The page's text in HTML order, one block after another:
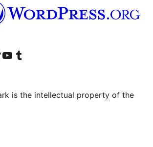
TikTok account
Kunjungi channel YouTube kamiVisit our Tumblr account
is the intellectual property of the